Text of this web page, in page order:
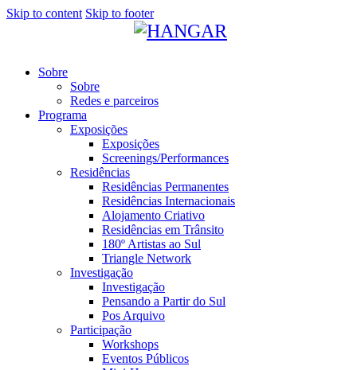
Skip to content Skip to footer
Sobre
Sobre
Redes e parceiros
Programa
Exposições
Exposições
Screenings/Performances
Residências
Residências Permanentes
Residências Internacionais
Alojamento Criativo
Residências em Trânsito
180º Artistas ao Sul
Triangle Network
Investigação
Investigação
Pensando a Partir do Sul
Pos Arquivo
Participação
Workshops
Eventos Públicos